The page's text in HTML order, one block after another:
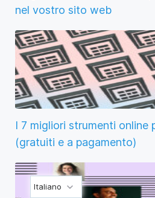
nel vostro sito web
I 7 migliori strumenti online
(gratuiti e a pagamento)
Italiano